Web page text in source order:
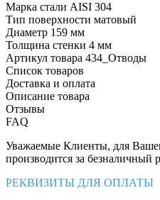
Марка стали AISI 304
Тип поверхности матовый
Диаметр 159 мм
Толщина стенки 4 мм
Артикул товара 434_Отводы
Список товаров
Доставка и оплата
Описание товара
Отзывы
FAQ
Уважаемые Клиенты, для
производится за безналичный
РЕКВИЗИТЫ ДЛЯ ОПЛАТЫ